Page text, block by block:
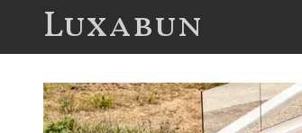
Luxabun